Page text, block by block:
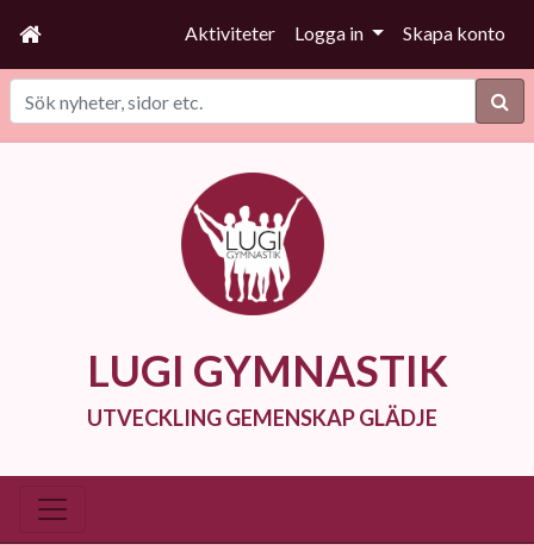
Aktiviteter Logga in Skapa konto
Sök
LUGI GYMNASTIK
UTVECKLING GEMENSKAP GLÄDJE